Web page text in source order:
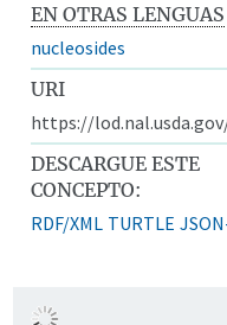
EN OTRAS LENGUAS
nucleosides
URI
https://
DESCARGUE ESTE
CONCEPTO:
RDF/XML TURTLE